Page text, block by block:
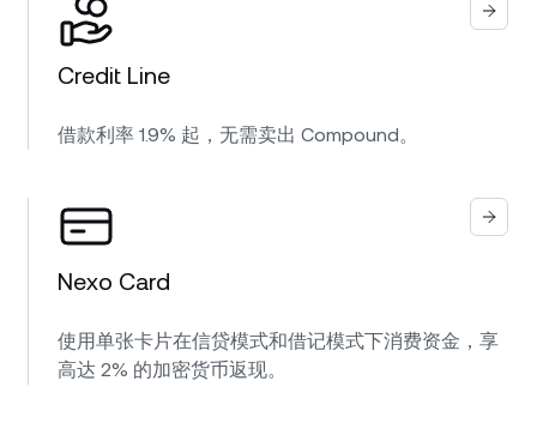
Credit Line
借款利率 1.9% 起，无需卖出 Compound。
Nexo Card
使用单张卡片在信贷模式和借记模式下消费资金，享
高达 2% 的加密货币返现。